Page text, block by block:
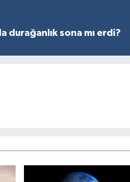
durağanlık sona mı erdi?